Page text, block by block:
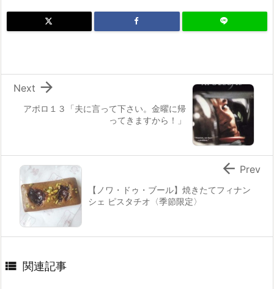
アポロ１３「夫に言って下さい。金曜に帰
ってきますから！」

Next
【ノワ・ドゥ・ブール】焼きたてフィナン
シェ ピスタチオ〈季節限定〉
 Prev
 関連記事